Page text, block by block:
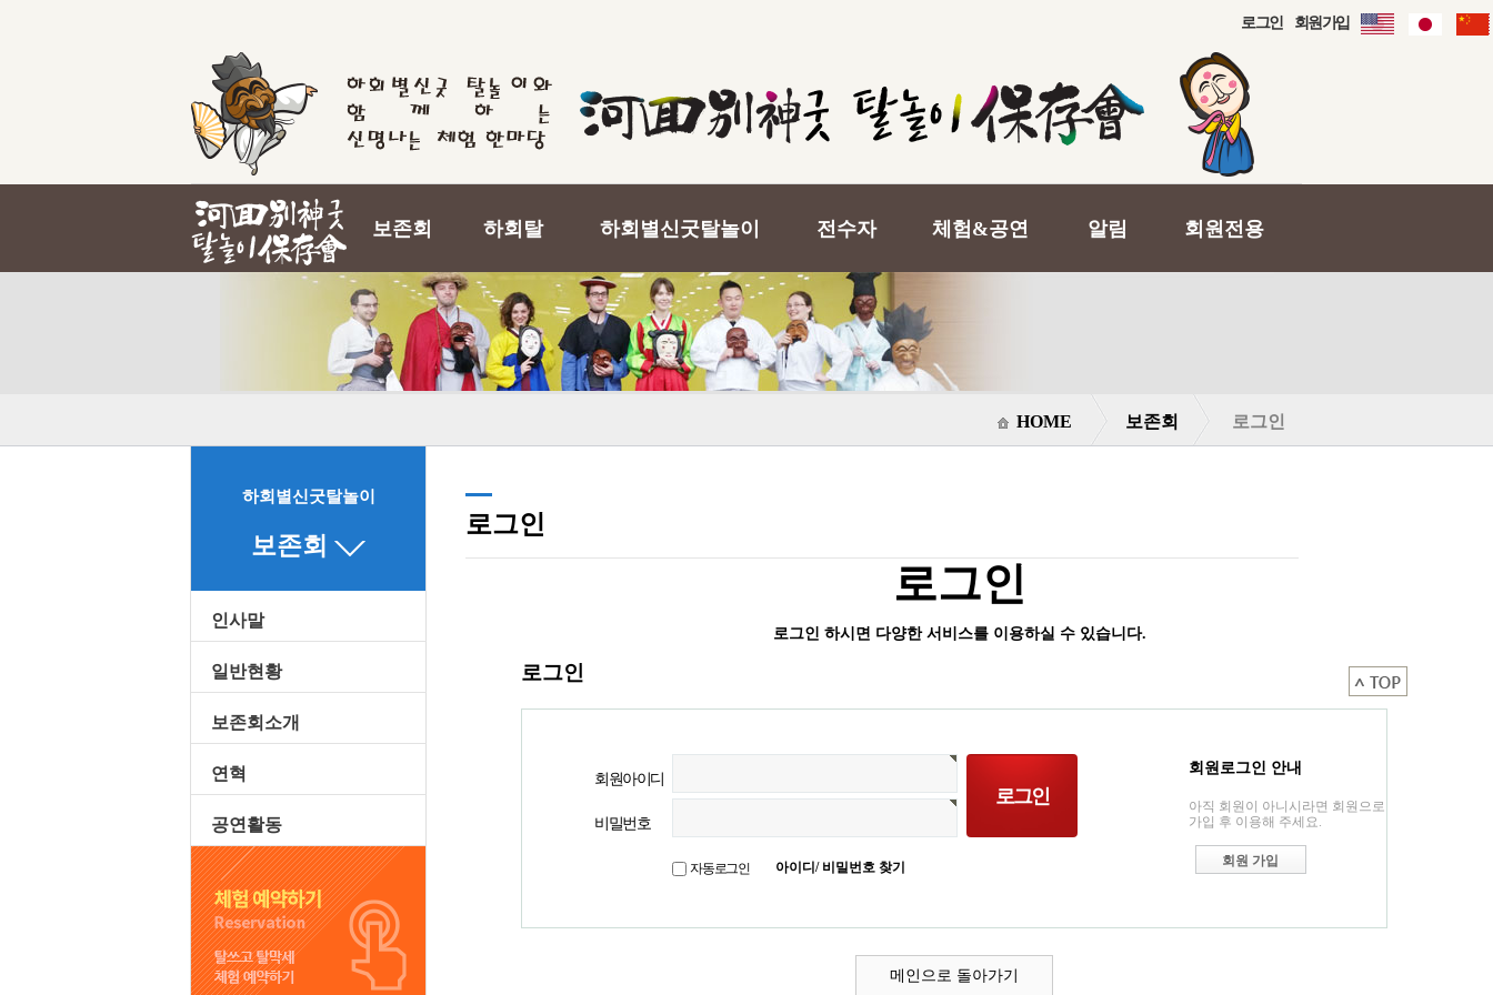
로그인 회원가입
보존회 하회탈 하회별신굿탈놀이 전수자 체험&공연 알림 회원전용
HOME 보존회 로그인
하회별신굿탈놀이
보존회
인사말
일반현황
보존회소개
연혁
공연활동
로그인
로그인
로그인 하시면 다양한 서비스를 이용하실 수 있습니다.
로그인
회원아이디
비밀번호
자동로그인 아이디/ 비밀번호 찾기
회원로그인 안내
아직 회원이 아니시라면 회원으로
가입 후 이용해 주세요.
회원 가입
메인으로 돌아가기